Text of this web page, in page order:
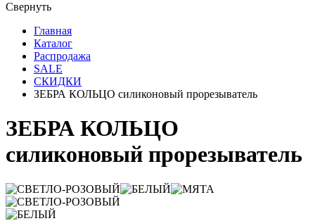
Свернуть
Главная
Каталог
Распродажа
SALE
СКИДКИ
ЗЕБРА КОЛЬЦО силиконовый прорезыватель
ЗЕБРА КОЛЬЦО
силиконовый прорезыватель